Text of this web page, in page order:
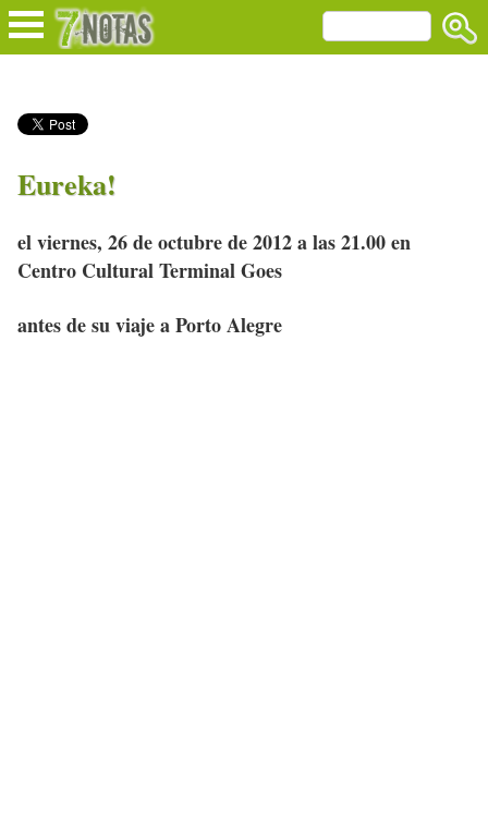
Eureka!
el viernes, 26 de octubre de 2012 a las 21.00 en
Centro Cultural Terminal Goes
antes de su viaje a Porto Alegre